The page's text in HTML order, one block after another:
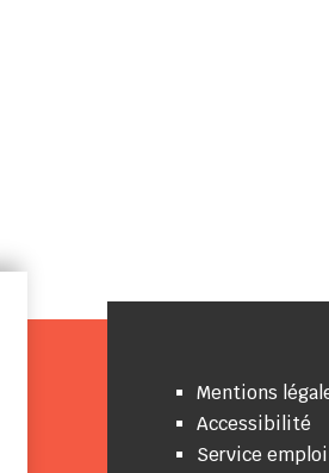
Mentions
Accessibilité
Service emploi